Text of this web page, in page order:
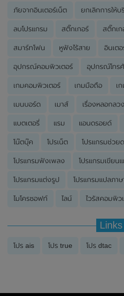
ภัยจากอินเตอร์เน็ต ยกเลิกการให้บ
ลบโปรแกรม สติ๊กเกอร์ สติ๊กเ
สมาร์ทโฟน หูฟังไร้สาย อินเต
อุปกรณ์คอมพิวเตอร์ อุปกรณ์โทร
เกมคอมพิวเตอร์ เกมมือถือ เ
เมนบอร์ด เมาส์ เรื่องหลอกลวง
แบตเตอรี่ แรม แอนดรอยด์
โน๊ตบุ๊ค โปรเน็ต โปรแกรมช่วย
โปรแกรมฟังเพลง โปรแกรมเขียน
โปรแกรมแต่งรูป โปรแกรมแปลภาษ
ไมโครซอฟท์ ไลน์ ไวรัสคอมพิว
Links
โปร ais โปร true โปร dtac